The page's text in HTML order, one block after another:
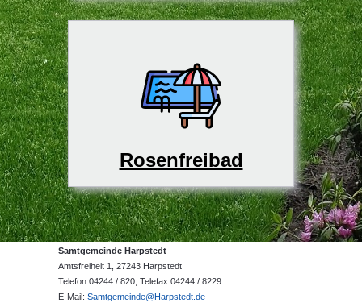
Rosenfreibad
Samtgemeinde Harpstedt
Amtsfreiheit 1, 27243 Harpstedt
Telefon 04244 / 820, Telefax 04244 / 8229
E-Mail: Samtgemeinde@Harpstedt.de